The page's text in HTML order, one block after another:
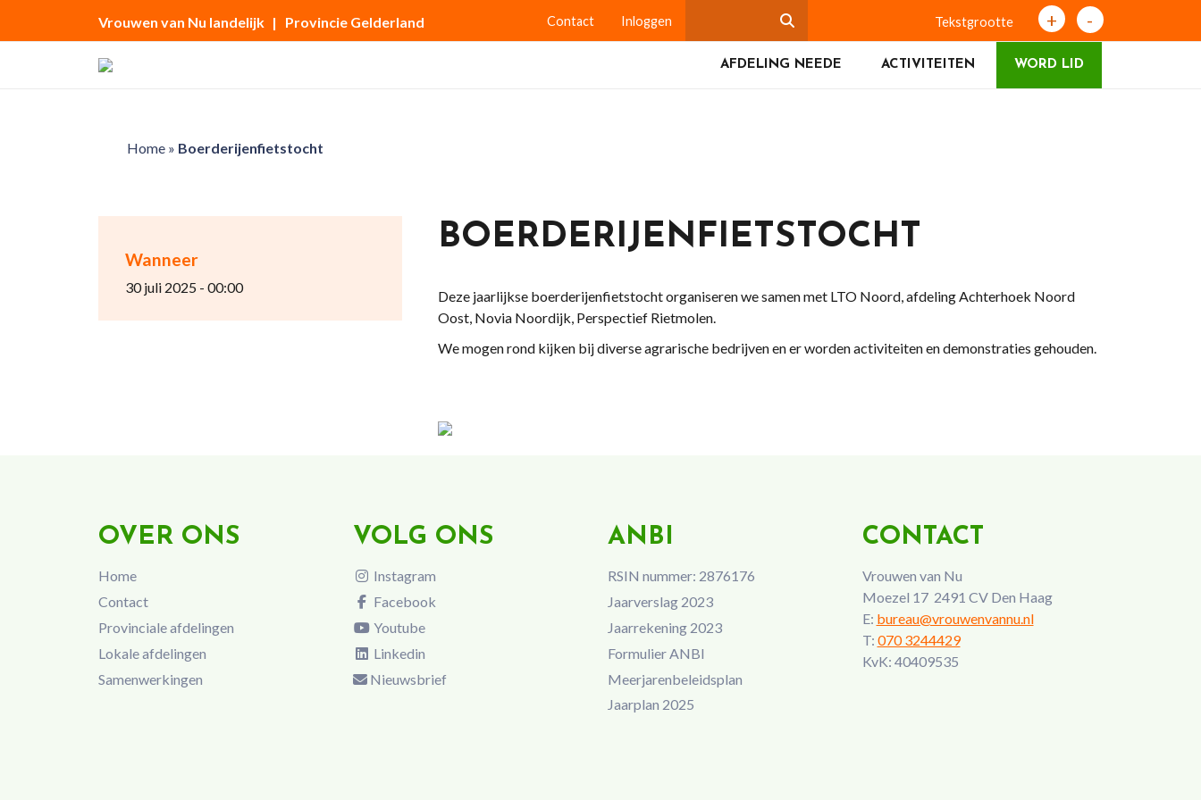
Vrouwen van Nu landelijk | Provincie Gelderland Contact Inloggen Tekstgrootte + -
AFDELING NEEDE ACTIVITEITEN WORD LID
Home» Boerderijenfietstocht
Wanneer
30 juli 2025 - 00:00
BOERDERIJENFIETSTOCHT
Deze jaarlijkse boerderijenfietstocht organiseren we samen met LTO Noord, afdeling Achterhoek Noord
Oost, Novia Noordijk, Perspectief Rietmolen.
We mogen rond kijken bij diverse agrarische bedrijven en er worden activiteiten en demonstraties gehouden.
OVER ONS
Home
Contact
Provinciale afdelingen
Lokale afdelingen
Samenwerkingen
VOLG ONS
Instagram
Facebook
Youtube
Linkedin
Nieuwsbrief
ANBI
RSIN nummer: 2876176
Jaarverslag 2023
Jaarrekening 2023
Formulier ANBI
Meerjarenbeleidsplan
Jaarplan 2025
CONTACT
Vrouwen van Nu
Moezel 17 2491 CV Den Haag
E: bureau@vrouwenvannu.nl
T: 070 3244429
KvK: 40409535